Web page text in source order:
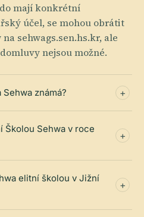
mají konkrétní
účel, se mohou obrátit
sehwags.sen.hs.kr, ale
nejsou možné.
známá?
Školou Sehwa v roce
elitní školou v Jižní